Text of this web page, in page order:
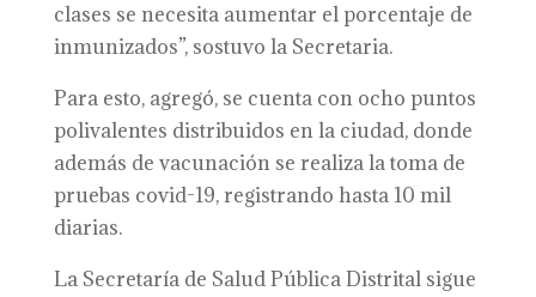
clases se necesita aumentar el porcentaje de
inmunizados”, sostuvo la Secretaria.
Para esto, agregó, se cuenta con ocho puntos
polivalentes distribuidos en la ciudad, donde
además de vacunación se realiza la toma de
pruebas covid-19, registrando hasta 10 mil
diarias.
La Secretaría de Salud Pública Distrital sigue